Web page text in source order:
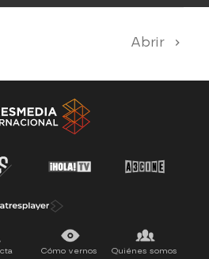
Abrir
El Hormiguero
Pasapalabra
Cómo vernos Quiénes somos